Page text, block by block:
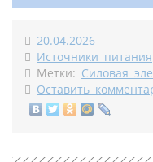
20.04.2026
Источники питания
Метки: Силовая
Оставить